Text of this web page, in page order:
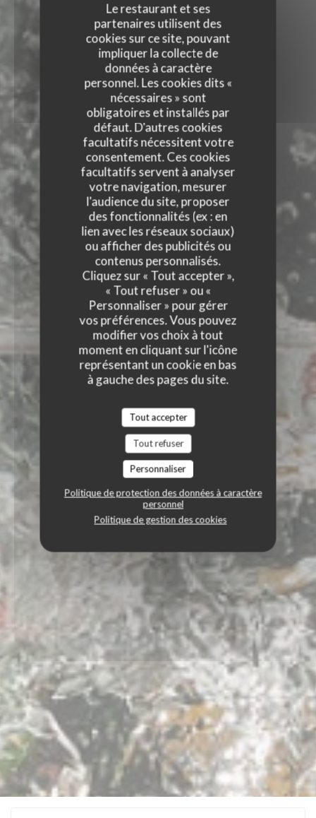
Le restaurant et ses
partenaires utilisent des
cookies sur ce site, pouvant
impliquer la collecte de
données à caractère
personnel. Les cookies dits «
nécessaires » sont
obligatoires et installés par
défaut. D'autres cookies
facultatifs nécessitent votre
consentement. Ces cookies
facultatifs servent à analyser
votre navigation, mesurer
l'audience du site, proposer
des fonctionnalités (ex : en
lien avec les réseaux sociaux)
ou afficher des publicités ou
contenus personnalisés.
Cliquez sur « Tout accepter »,
« Tout refuser » ou «
Personnaliser » pour gérer
vos préférences. Vous pouvez
modifier vos choix à tout
moment en cliquant sur l'icône
représentant un cookie en bas
à gauche des pages du site.
Tout accepter
Tout refuser
Personnaliser
Politique de protection des données à caractère
personnel
Politique de gestion des cookies